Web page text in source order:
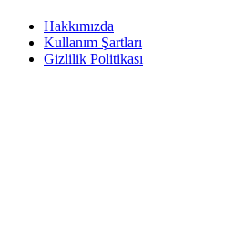
Hakkımızda
Kullanım Şartları
Gizlilik Politikası